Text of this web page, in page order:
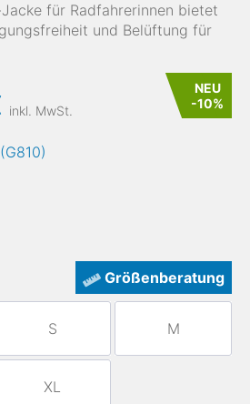
für Radfahrerinnen bietet
und Belüftung für
inkl. MwSt.
NEU
-10%
Größenberatung
S M
XL